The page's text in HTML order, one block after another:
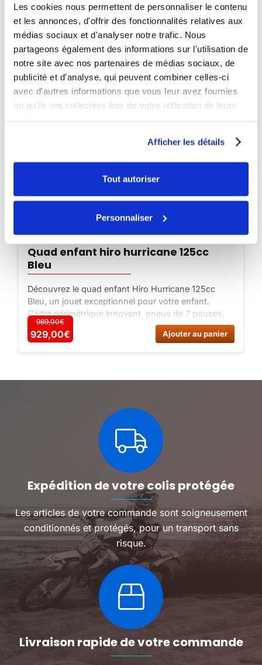
Les cookies nous permettent de personnaliser le contenu
et les annonces, d'offrir des fonctionnalités relatives aux
médias sociaux et d'analyser notre trafic. Nous
partageons également des informations sur l'utilisation de
notre site avec nos partenaires de médias sociaux, de
publicité et d'analyse, qui peuvent combiner celles-ci
avec d'autres informations que vous leur avez fournies
ou qu'ils ont collectées lors de votre utilisation de leurs
Afficher les détails
Tout autoriser
Personnaliser
Indisponible
PROMO
-60€
Quad enfant hiro hurricane 125cc
Bleu
Découvrez le quad enfant Hiro Hurricane 125cc
Bleu, un jouet exceptionnel pour votre enfant.
Cadre périmétrique innovant, pneus de 7 pouces,
moteur Lifan 125cc, freins au guidon, sécurité
renforcée. Offrez-lui une expérience inoubliable !
929,00€
989,00€
929,00€ Ajouter au panier
Expédition de votre colis protégée
Les articles de votre commande sont soigneusement
conditionnés et protégés, pour un transport sans
risque.
Livraison rapide de votre commande